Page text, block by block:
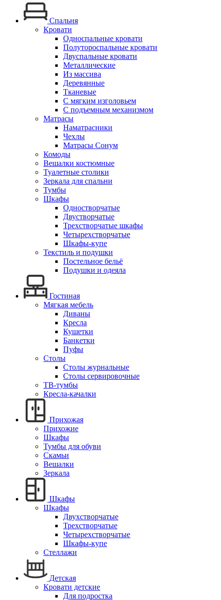
Спальня
Кровати
Односпальные кровати
Полутороспальные кровати
Двуспальные кровати
Металлические
Из массива
Деревянные
Тканевые
С мягким изголовьем
С подъемным механизмом
Матрасы
Наматрасники
Чехлы
Матрасы Сонум
Комоды
Вешалки костюмные
Туалетные столики
Зеркала для спальни
Тумбы
Шкафы
Одностворчатые
Двустворчатые
Трехстворчатые шкафы
Четырехстворчатые
Шкафы-купе
Текстиль и подушки
Постельное бельё
Подушки и одеяла
Гостиная
Мягкая мебель
Диваны
Кресла
Кушетки
Банкетки
Пуфы
Столы
Столы журнальные
Столы сервировочные
ТВ-тумбы
Кресла-качалки
Прихожая
Прихожие
Шкафы
Тумбы для обуви
Скамьи
Вешалки
Зеркала
Шкафы
Шкафы
Двухстворчатые
Трехстворчатые
Четырехстворчатые
Шкафы-купе
Стеллажи
Детская
Кровати детские
Для подростка